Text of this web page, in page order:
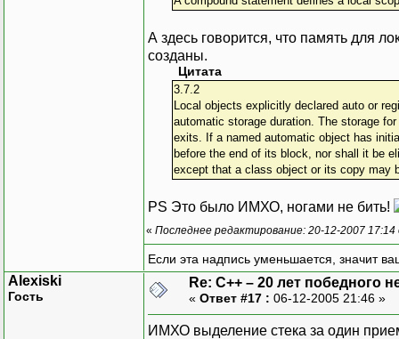
А здесь говорится, что память для
созданы.
Цитата
3.7.2
Local objects explicitly declared auto or
automatic storage duration. The storage
exits. If a named automatic object has
before the end of its block, nor shall it be
except that a class object or its copy may
PS Это было ИМХО, ногами не бить!
« Последнее редактирование: 20-12-2007
Если эта надпись уменьшается, значит
Alexiski
Гость
Re: C++ – 20 лет победного
« Ответ #17 : 06-12-2005 21:46 »
ИМХО выделение стека за один